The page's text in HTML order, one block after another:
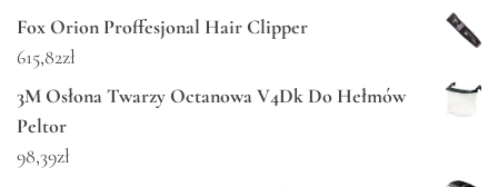
Fox Orion Proffesjonal Hair Clipper
615,82zł
3M Osłona Twarzy Octanowa V4Dk Do Hełmów
Peltor
98,39zł